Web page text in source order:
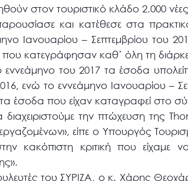
στον τουριστικό κλάδο 2.000
και κατέθεσε στα
Ιανουαρίου – Σεπτεμβρίου του
κατεγράφησαν καθ’ όλη τη
εννεάμηνο του 2017 τα έσοδα
ενώ το εννεάμηνο Ιανουαρίου –
έσοδα που είχαν καταγραφεί στο
την πτώχευση της
είπε ο Υπουργός
κακόπιστη κριτική που είχαμε
του ΣΥΡΙΖΑ, ο κ. Χάρης